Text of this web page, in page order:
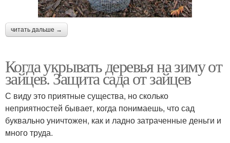
читать дальше →
Когда укрывать деревья на зиму от
зайцев. Защита сада от зайцев
С виду это приятные существа, но сколько
неприятностей бывает, когда понимаешь, что сад
буквально уничтожен, как и ладно затраченные деньги и
много труда.